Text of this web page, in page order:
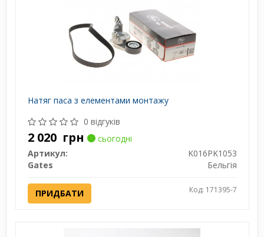
Натяг паса з елементами монтажу
0 відгуків
2 020 грн
сьогодні
Артикул:
K016PK1053
Gates
Бельгія
ПРИДБАТИ Код: 171395-7